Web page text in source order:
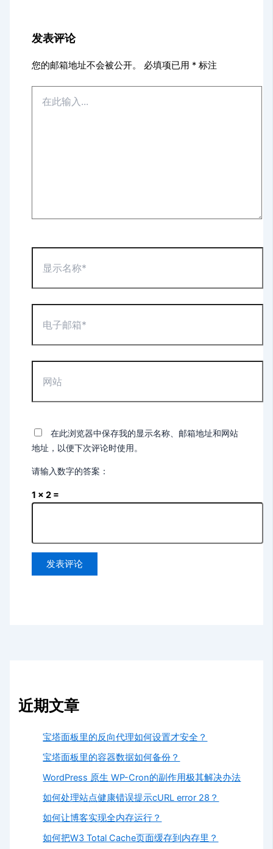
发表评论
您的邮箱地址不会被公开。 必填项已用 * 标注
称
箱
在此浏览器中保存我的显示名称、邮箱地址和网站
地址，以便下次评论时使用。
请输入数字的答案：
1 × 2 =
近期文章
宝塔面板里的反向代理如何设置才安全？
宝塔面板里的容器数据如何备份？
WordPress 原生 WP-Cron的副作用极其解决办法
如何处理站点健康错误提示cURL error 28？
如何让博客实现全内存运行？
如何把W3 Total Cache页面缓存到内存里？